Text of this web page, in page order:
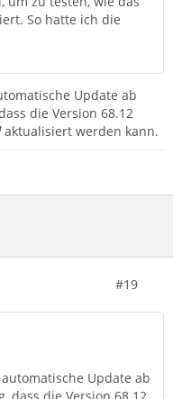
So hatte ich die
Update ab
die Version 68.12
aktualisiert werden kann.
#19
Update ab